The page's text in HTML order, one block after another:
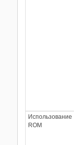
Использование
ROM